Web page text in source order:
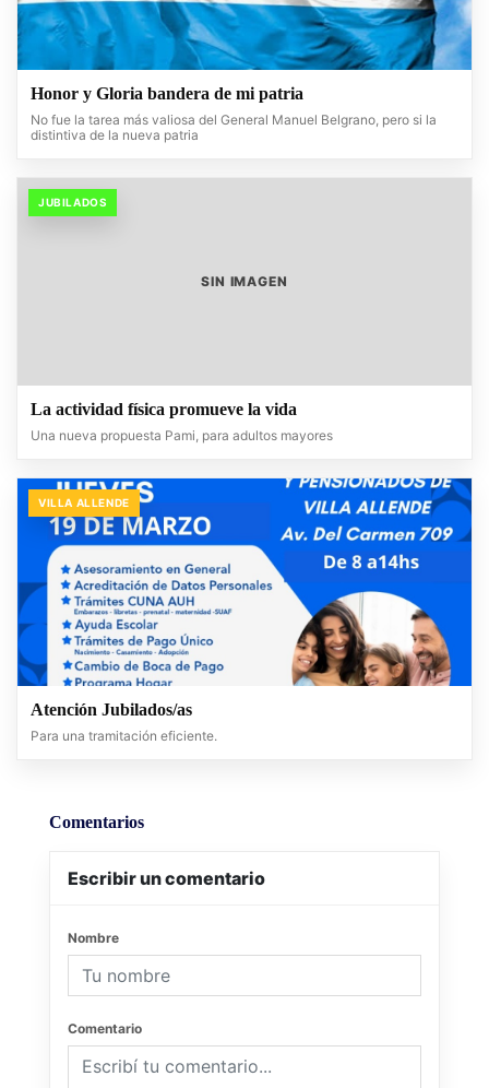
Honor y Gloria bandera de mi patria
No fue la tarea más valiosa del General Manuel Belgrano, pero si la
distintiva de la nueva patria
JUBILADOS
SIN IMAGEN
La actividad física promueve la vida
Una nueva propuesta Pami, para adultos mayores
VILLA ALLENDE
Atención Jubilados/as
Para una tramitación eficiente.
Comentarios
Escribir un comentario
Nombre
Comentario